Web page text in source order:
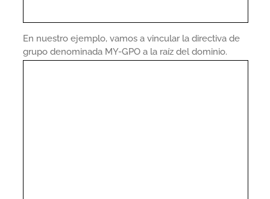
En nuestro ejemplo, vamos a vincular la directiva de
grupo denominada MY-GPO a la raíz del dominio.